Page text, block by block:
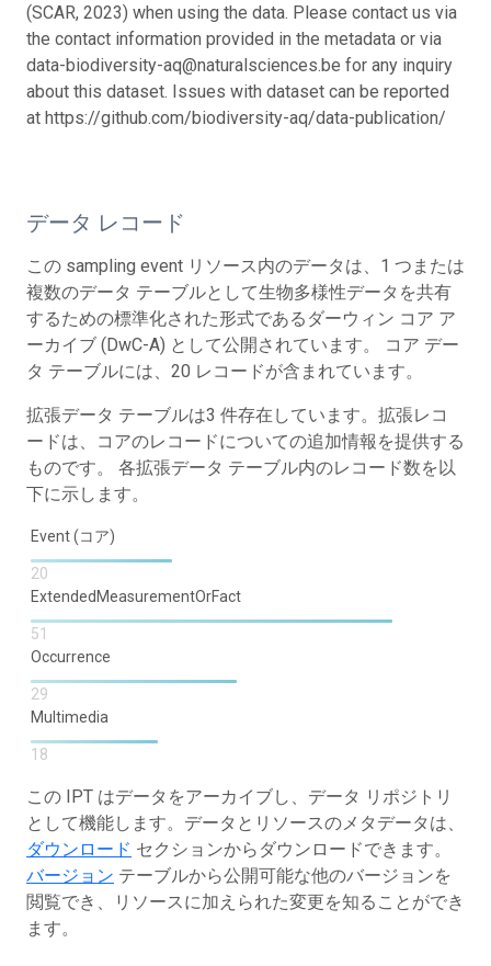
(SCAR, 2023) when using the data. Please contact us via
the contact information provided in the metadata or via
data-biodiversity-aq@naturalsciences.be for any inquiry
about this dataset. Issues with dataset can be reported
at https://github.com/biodiversity-aq/data-publication/
データ レコード
この sampling event リソース内のデータは、1 つまたは
複数のデータ テーブルとして生物多様性データを共有
するための標準化された形式であるダーウィン コア ア
ーカイブ (DwC-A) として公開されています。 コア デー
タ テーブルには、20 レコードが含まれています。
拡張データ テーブルは3 件存在しています。拡張レコ
ードは、コアのレコードについての追加情報を提供する
ものです。 各拡張データ テーブル内のレコード数を以
下に示します。
Event (コア)
20
ExtendedMeasurementOrFact
51
Occurrence
29
Multimedia
18
この IPT はデータをアーカイブし、データ リポジトリ
として機能します。データとリソースのメタデータは、
ダウンロード セクションからダウンロードできます。
バージョン テーブルから公開可能な他のバージョンを
閲覧でき、リソースに加えられた変更を知ることができ
ます。